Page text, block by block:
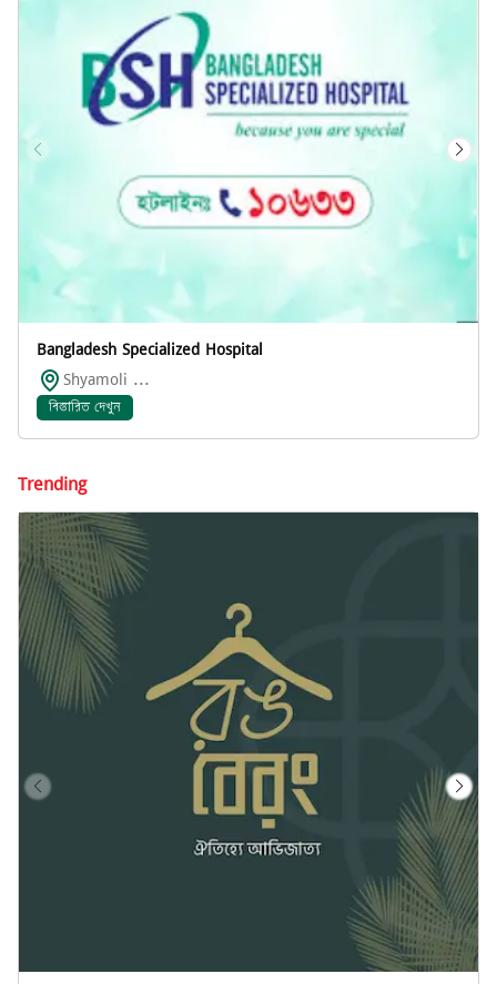
Bangladesh Specialized Hospital
Shyamoli ...
বিস্তারিত দেখুন
Trending